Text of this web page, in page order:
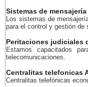
Sistemas de
Los sistemas de
para el control y gestión de
Peritaciones judiciales
Estamos capacitados
telecomunicaciones.
Centralitas telefonicas
Centralitas telefónicas